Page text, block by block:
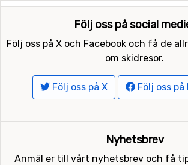
Följ oss på social
Följ oss på X och Facebook och få de
om skidresor.
Följ oss på X Följ oss på
Nyhetsbrev
Anmäl er till vårt nyhetsbrev och få